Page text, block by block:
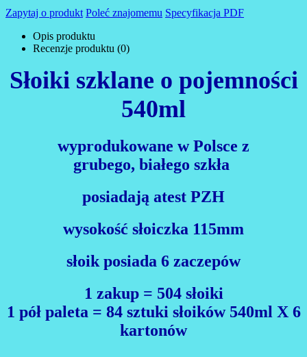
Zapytaj o produkt Poleć znajomemu Specyfikacja PDF
Opis produktu
Recenzje produktu (0)
Słoiki szklane o pojemności
540ml
wyprodukowane w Polsce z
grubego, białego szkła
posiadają atest PZH
wysokość słoiczka 115mm
słoik posiada 6 zaczepów
1 zakup = 504 słoiki
1 pół paleta = 84 sztuki słoików 540ml X 6
kartonów